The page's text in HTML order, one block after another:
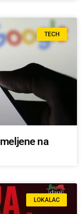
TECH
na
LOKALAC